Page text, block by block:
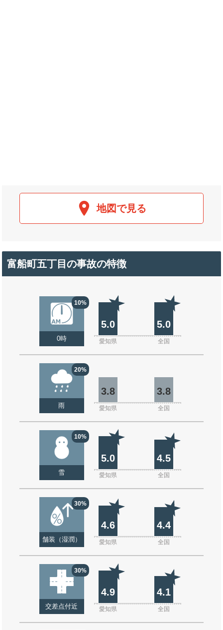
地図で見る
富船町五丁目の事故の特徴
10%
0時
5.0 5.0
愛知県 全国
20%
雨
3.8 3.8
愛知県 全国
10%
雪
5.0 4.5
愛知県 全国
30%
舗装（湿潤）
4.6 4.4
愛知県 全国
30%
交差点付近
4.9 4.1
愛知県 全国